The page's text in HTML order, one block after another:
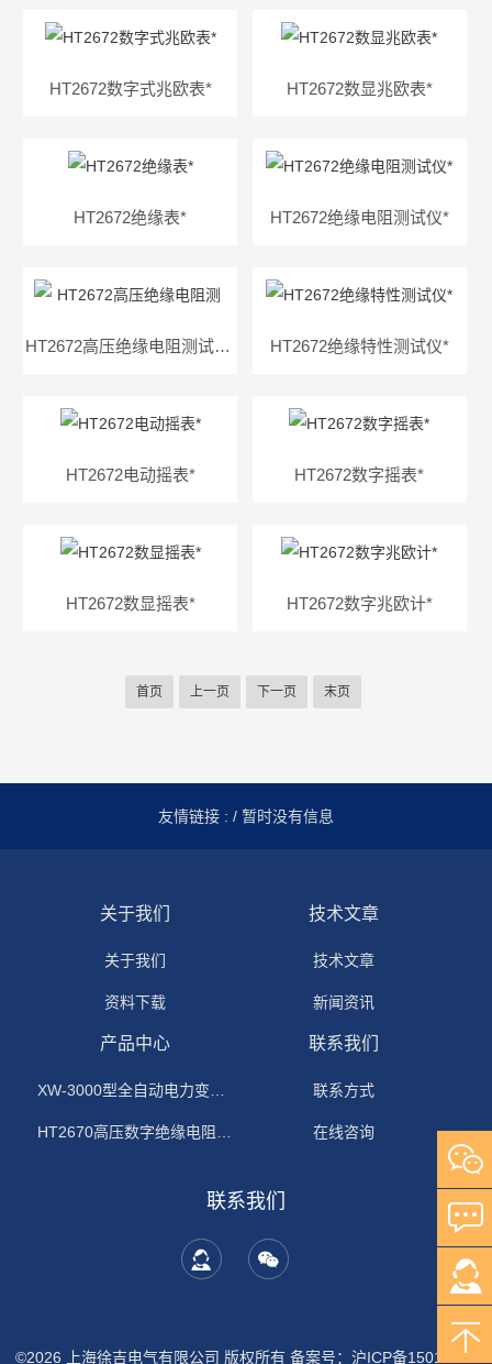
HT2672数字式兆欧表* HT2672数显兆欧表*
HT2672绝缘表* HT2672绝缘电阻测试仪*
HT2672高压绝缘电阻测试仪* HT2672绝缘特性测试仪*
HT2672电动摇表* HT2672数字摇表*
HT2672数显摇表* HT2672数字兆欧计*
首页 上一页 下一页 末页
友情链接 : / 暂时没有信息
关于我们
关于我们
资料下载
技术文章
技术文章
新闻资讯
产品中心 联系我们
联系方式
在线咨询
联系我们
©2026 上海徐吉电气有限公司 版权所有 备案号：沪ICP备15015674